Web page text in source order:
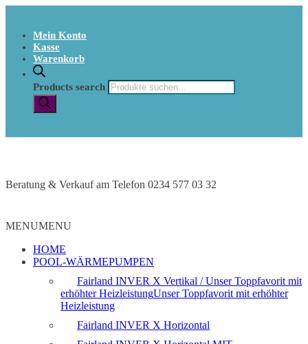
Mein Konto
Kasse
Warenkorb
Products search
Beratung & Verkauf am Telefon 0234 577 03 32
MENUMENU
HOME
POOL-WÄRMEPUMPEN
Fairland INVER X Vertikal / Unser Toppfavorit mit
erhöhter HeizleistungUnser Toppfavorit mit erhöhter
Heizleistung
Fairland INVER X Horizontal